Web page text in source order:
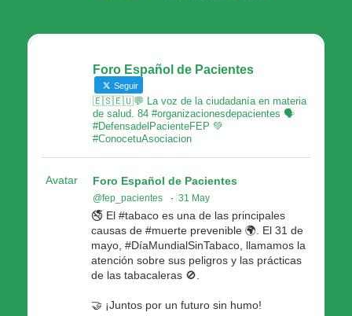
Foro Español de Pacientes
Seguir
🇪🇸🇪🇺💬 La voz de la ciudadanía en materia
de salud. 84 #organizacionesdepacientes 🗣
#DefensadelPacienteFEP 💚
#ConocetuAsociacion
Avatar Foro Español de Pacientes
@fep_pacientes · 31 May
🚭 El #tabaco es una de las principales
causas de #muerte prevenible 🌍. El 31 de
mayo, #DíaMundialSinTabaco, llamamos la
atención sobre sus peligros y las prácticas
de las tabacaleras 🚫.
🤝 ¡Juntos por un futuro sin humo!